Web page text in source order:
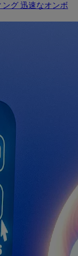
ング 迅速なオンボ